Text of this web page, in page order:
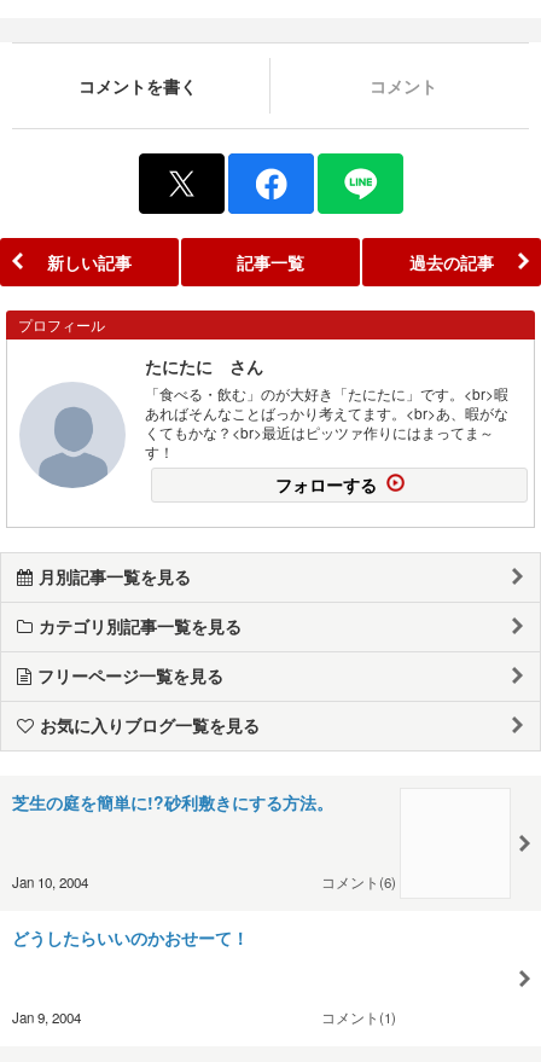
コメントを書く コメント
新しい記事 記事一覧 過去の記事
プロフィール
たにたに さん
「食べる・飲む」のが大好き「たにたに」です。<br>暇
あればそんなことばっかり考えてます。<br>あ、暇がな
くてもかな？<br>最近はピッツァ作りにはまってま～
す！
フォローする
月別記事一覧を見る
カテゴリ別記事一覧を見る
フリーページ一覧を見る
お気に入りブログ一覧を見る
芝生の庭を簡単に!?砂利敷きにする方法。
Jan 10, 2004 コメント(6)
どうしたらいいのかおせーて！
Jan 9, 2004 コメント(1)